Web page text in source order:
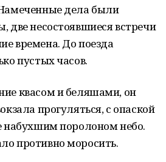
дела были
две несостоявшиеся встречи
времена. До поезда
пустых часов.
квасом и беляшами, он
прогуляться, с опаской
набухшим поролоном небо.
противно моросить.